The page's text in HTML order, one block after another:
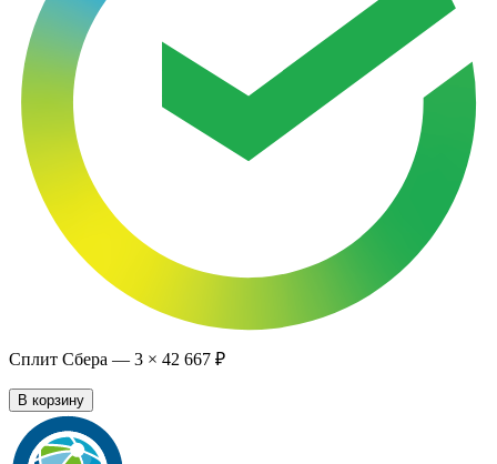
Сплит Сбера — 3 × 42 667 ₽
В корзину